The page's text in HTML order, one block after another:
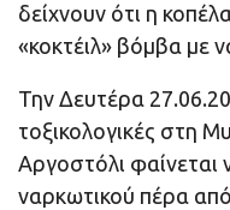
δείχνουν ότι η
«κοκτέιλ» βόμβα με
Την Δευτέρα
τοξικολογικές στη
Αργοστόλι φαίνεται
ναρκωτικού πέρα